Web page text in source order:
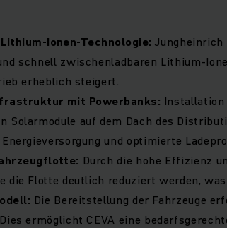
Ionen-Technologie:
schnell zwischenladbaren Lithium-
erheblich steigert.
mit Powerbanks: Installation
Solarmodule auf dem Dach des
und optimierte
Durch die hohe Effizienz
die Flotte deutlich reduziert werden,
Die Bereitstellung der Fahrzeuge
ermöglicht CEVA eine